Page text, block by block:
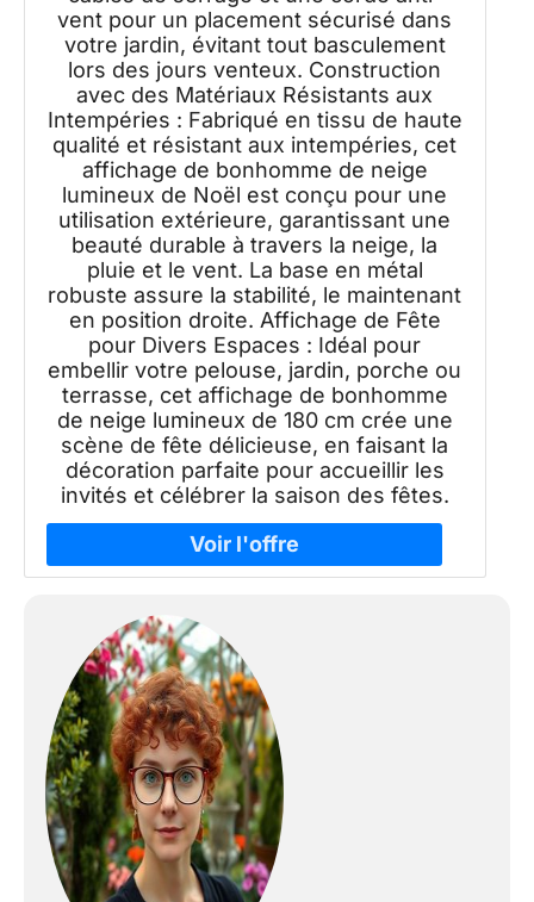
vent pour un placement sécurisé dans
votre jardin, évitant tout basculement
lors des jours venteux. Construction
avec des Matériaux Résistants aux
Intempéries : Fabriqué en tissu de haute
qualité et résistant aux intempéries, cet
affichage de bonhomme de neige
lumineux de Noël est conçu pour une
utilisation extérieure, garantissant une
beauté durable à travers la neige, la
pluie et le vent. La base en métal
robuste assure la stabilité, le maintenant
en position droite. Affichage de Fête
pour Divers Espaces : Idéal pour
embellir votre pelouse, jardin, porche ou
terrasse, cet affichage de bonhomme
de neige lumineux de 180 cm crée une
scène de fête délicieuse, en faisant la
décoration parfaite pour accueillir les
invités et célébrer la saison des fêtes.